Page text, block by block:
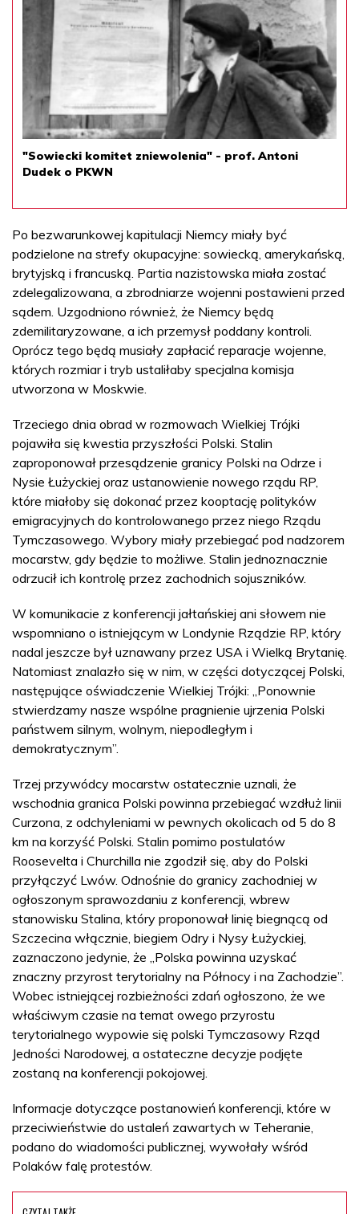
"Sowiecki komitet zniewolenia" - prof. Antoni
Dudek o PKWN
Po bezwarunkowej kapitulacji Niemcy miały być
podzielone na strefy okupacyjne: sowiecką, amerykańską,
brytyjską i francuską. Partia nazistowska miała zostać
zdelegalizowana, a zbrodniarze wojenni postawieni przed
sądem. Uzgodniono również, że Niemcy będą
zdemilitaryzowane, a ich przemysł poddany kontroli.
Oprócz tego będą musiały zapłacić reparacje wojenne,
których rozmiar i tryb ustaliłaby specjalna komisja
utworzona w Moskwie.
Trzeciego dnia obrad w rozmowach Wielkiej Trójki
pojawiła się kwestia przyszłości Polski. Stalin
zaproponował przesądzenie granicy Polski na Odrze i
Nysie Łużyckiej oraz ustanowienie nowego rządu RP,
które miałoby się dokonać przez kooptację polityków
emigracyjnych do kontrolowanego przez niego Rządu
Tymczasowego. Wybory miały przebiegać pod nadzorem
mocarstw, gdy będzie to możliwe. Stalin jednoznacznie
odrzucił ich kontrolę przez zachodnich sojuszników.
W komunikacie z konferencji jałtańskiej ani słowem nie
wspomniano o istniejącym w Londynie Rządzie RP, który
nadal jeszcze był uznawany przez USA i Wielką Brytanię.
Natomiast znalazło się w nim, w części dotyczącej Polski,
następujące oświadczenie Wielkiej Trójki: „Ponownie
stwierdzamy nasze wspólne pragnienie ujrzenia Polski
państwem silnym, wolnym, niepodległym i
demokratycznym”.
Trzej przywódcy mocarstw ostatecznie uznali, że
wschodnia granica Polski powinna przebiegać wzdłuż linii
Curzona, z odchyleniami w pewnych okolicach od 5 do 8
km na korzyść Polski. Stalin pomimo postulatów
Roosevelta i Churchilla nie zgodził się, aby do Polski
przyłączyć Lwów. Odnośnie do granicy zachodniej w
ogłoszonym sprawozdaniu z konferencji, wbrew
stanowisku Stalina, który proponował linię biegnącą od
Szczecina włącznie, biegiem Odry i Nysy Łużyckiej,
zaznaczono jedynie, że „Polska powinna uzyskać
znaczny przyrost terytorialny na Północy i na Zachodzie”.
Wobec istniejącej rozbieżności zdań ogłoszono, że we
właściwym czasie na temat owego przyrostu
terytorialnego wypowie się polski Tymczasowy Rząd
Jedności Narodowej, a ostateczne decyzje podjęte
zostaną na konferencji pokojowej.
Informacje dotyczące postanowień konferencji, które w
przeciwieństwie do ustaleń zawartych w Teheranie,
podano do wiadomości publicznej, wywołały wśród
Polaków falę protestów.